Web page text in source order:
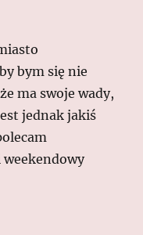
bym się nie
ma swoje wady,
jednak jakiś